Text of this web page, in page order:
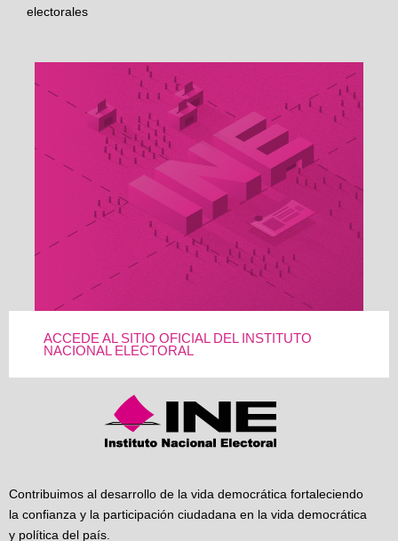
electorales
ACCEDE AL SITIO OFICIAL DEL INSTITUTO
NACIONAL ELECTORAL
Contribuimos al desarrollo de la vida democrática fortaleciendo
la confianza y la participación ciudadana en la vida democrática
y política del país.